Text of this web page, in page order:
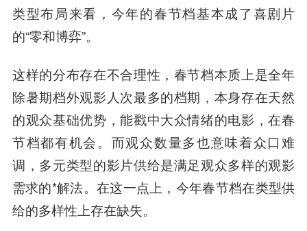
类型布局来看，今年的春节档基本成了喜剧片
的“零和博弈”。
这样的分布存在不合理性，春节档本质上是全年
除暑期档外观影人次最多的档期，本身存在天然
的观众基础优势，能戳中大众情绪的电影，在春
节档都有机会。而观众数量多也意味着众口难
调，多元类型的影片供给是满足观众多样的观影
需求的*解法。在这一点上，今年春节档在类型供
给的多样性上存在缺失。